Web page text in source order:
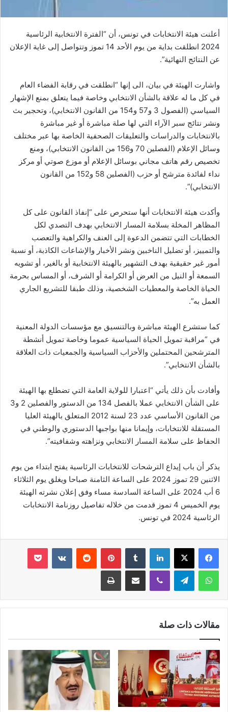
أعلنت هيئة الانتخابات في تونس، أن “الفترة الانتخابية الرئاسية
2024 انطلقت بداية من يوم الأحد 14 تموز وتتواصل إلى غاية الإعلان
عن النتائج النهائية”.
واشارت الهيئة في بيان، الى إنها “انطلقت في رقابة الفضاء العام
في كل ما له علاقة بالشأن الانتخابي وخاصة فيما يتعلق بمنع الإشهار
السياسي (الفصول 3 و57 و154 من القانون الانتخابي)، وتحجير بث
ونشر نتائج سبر الآراء التي لها صلة مباشرة أو غير مباشرة
بالانتخابات والدراسات والتعليقات الصحفية الخاصة بها عبر مختلف
وسائل الإعلام (الفصلين 70 و156 من القانون الانتخابي)، ومنع
تخصيص رقم هاتف مجاني بوسائل الإعلام أو موزع صوتي أو مركز
نداء لفائدة مترشح أو حزب (الفصلين 58 و152 من القانون
الانتخابي)”.
وأكدت هيئة الانتخابات أنها ستحرص على “إنفاذ القانون على كل
المظاهر المخلة بسلامة المسار الانتخابي بهدف التصدي لكل
الخطابات التي تتضمن الدعوة إلى العنف والكراهية والتعصب
والتمييز، أو تضليل الناخبين ونشر الأخبار والإشاعات الكاذبة، أو نسبة
أمور غير حقيقية بهدف التشهير بالهيئة الانتخابية أو بالغير، أو تشويه
السمعة أو النيل من العرض أو الكرامة أو الشرف، أو المساس بحرمة
الحياة الخاصة والمعطيات الشخصية، وذلك طبقا للتشريع الجاري
العمل به”.
كما ستشرع الهيئة مباشرة وبالتنسيق مع مؤسسات الدولة المعنية
في “مراقبة تمويل الحياة السياسية عموما وخاصة تمويل أنشطة
المترشحين المحتملين والأحزاب السياسية والجمعيات ذات العلاقة
بالشأن الانتخابي”.
وأفادت بأن ذلك يأتي “اعتبارا للولاية العامة التي تضطلع بها الهيئة
على الشأن الانتخابي عملا بالفصل 134 من الدستور والفصلين 2 و3
من القانون الأساسي عدد 23 لسنة 2012 المتعلق بالهيئة العليا
المستقلة للانتخابات، وإيمانا منها بواجبها الدستوري والوطني في
الحفاظ على سلامة المسار الانتخابي ونزاهته وشفافيته”.
يذكر أن باب إيداع الترشحات للانتخابات الرئاسية يفتح ابتداء من يوم
الاثنين 29 تموز 2024 على الساعة الثامنة صباحا ويغلق يوم الثلاثاء
6 أب 2024 على الساعة السادسة مساء وفق إعلان نشرته الهيئة
يوم الخميس 4 تموز قدمت من خلاله تفاصيل روزنامة الانتخابات
الرئاسية 2024 في تونس.
لينكدإن بينتيريست
واتساب
مقالات ذات صلة